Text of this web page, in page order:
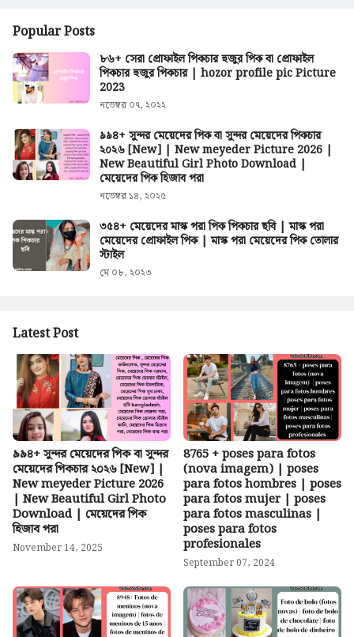
Popular Posts
৮৬+ সেরা প্রোফাইল পিকচার হুজুর পিক বা প্রোফাইল
পিকচার হুজুর পিকচার | hozor profile pic Picture
2023
নভেম্বর ০৭, ২০২২
৯৯৪+ সুন্দর মেয়েদের পিক বা সুন্দর মেয়েদের পিকচার
২০২৬ [New] | New meyeder Picture 2026 |
New Beautiful Girl Photo Download |
মেয়েদের পিক হিজাব পরা
নভেম্বর ১৪, ২০২৫
৩৫৪+ মেয়েদের মাস্ক পরা পিক পিকচার ছবি | মাস্ক পরা
মেয়েদের প্রোফাইল পিক | মাস্ক পরা মেয়েদের পিক তোলার
স্টাইল
মে ০৮, ২০২৩
Latest Post
৯৯৪+ সুন্দর মেয়েদের পিক বা সুন্দর
মেয়েদের পিকচার ২০২৬ [New] |
New meyeder Picture 2026
| New Beautiful Girl Photo
Download | মেয়েদের পিক
হিজাব পরা
November 14, 2025
8765 + poses para fotos
(nova imagem) | poses
para fotos hombres | poses
para fotos mujer | poses
para fotos masculinas |
poses para fotos
profesionales
September 07, 2024